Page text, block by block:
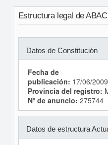
Estructura legal de
Datos de Constitución
Fecha de
publicación: 17/06/2009
Provincia del registro:
Nº de anuncio: 275744
Datos de estructura